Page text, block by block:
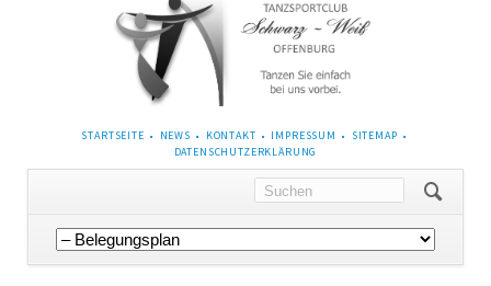
NAVIGATION
STARTSEITE NEWS KONTAKT IMPRESSUM
SITEMAP
DATENSCHUTZERKLÄRUNG
Navigation
überspringen